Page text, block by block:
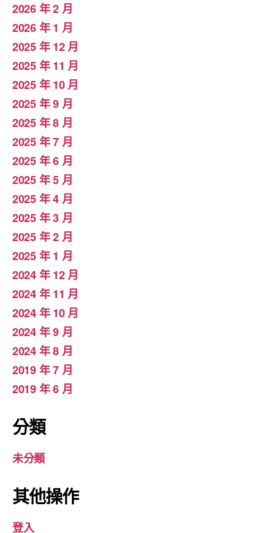
2026 年 2 月
2026 年 1 月
2025 年 12 月
2025 年 11 月
2025 年 10 月
2025 年 9 月
2025 年 8 月
2025 年 7 月
2025 年 6 月
2025 年 5 月
2025 年 4 月
2025 年 3 月
2025 年 2 月
2025 年 1 月
2024 年 12 月
2024 年 11 月
2024 年 10 月
2024 年 9 月
2024 年 8 月
2019 年 7 月
2019 年 6 月
分類
未分類
其他操作
登入